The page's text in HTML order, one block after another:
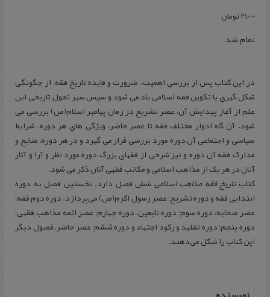
21,000تومان
تمام شد
در این کتاب پس از بررسی اهمیت، ضرورت و فایده تاریخ فقه، از چگونگی
شکل گیری یا تکوین فقه اسلامی یاد می شود و سپس سیر تحول تاریخی این
علم از آغاز پیدایش آن، عصر تشریع در زمان پیامبر اسلام(ص) بررسی می
شود. آن گاه ادوار مختلف فقه تا عصر حاضر، ویژگی های هر دوره، شرایط
سیاسی و اجتماعی آن دوره مورد بررسی قرار می گیرد و در هر دوره، منابع و
مدارک فقه آن دوره و نیز شرحی از فقهای بزرگ دوره مورد نظر و آرا و آثار
آنان در هر یک از مذاهب اسلامی و مکاتب فقهی آنان ذکر می شود.
کتابتاریخ فقه مذاهب اسلامی شش فصل دارد. نخستین فصل به دوره
ابتدایی فقه و دوره تشریع؛ عصر رسول اکرم(ص) می‌پردازد. دوره دوم فقه؛
عصر صحابه، دوره سوم؛ دوره تابعین، دوره چهارم؛‌ عصر ائمه مذاهب فقهی،
دوره پنجم؛ دوره تقلید و رکود اجتهاد و دوره ششم؛‌ عصر حاضر، فصول دیگر
این کتاب را شکل می‌دهند.